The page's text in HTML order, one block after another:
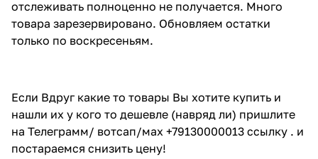
отслеживать полноценно не получается. Много
товара зарезервировано. Обновляем остатки
только по воскресеньям.
Если Вдруг какие то товары Вы хотите купить и
нашли их у кого то дешевле (навряд ли) пришлите
на Телеграмм/ вотсап/мах +79130000013 ссылку . и
постараемся снизить цену!